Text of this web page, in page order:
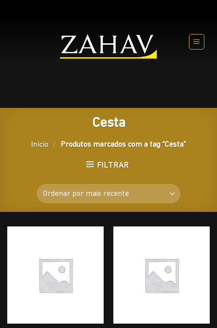
Cesta
Início / Produtos marcados com a tag “Cesta”
FILTRAR